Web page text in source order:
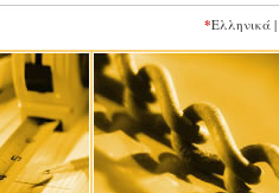
*Ελληνικά |